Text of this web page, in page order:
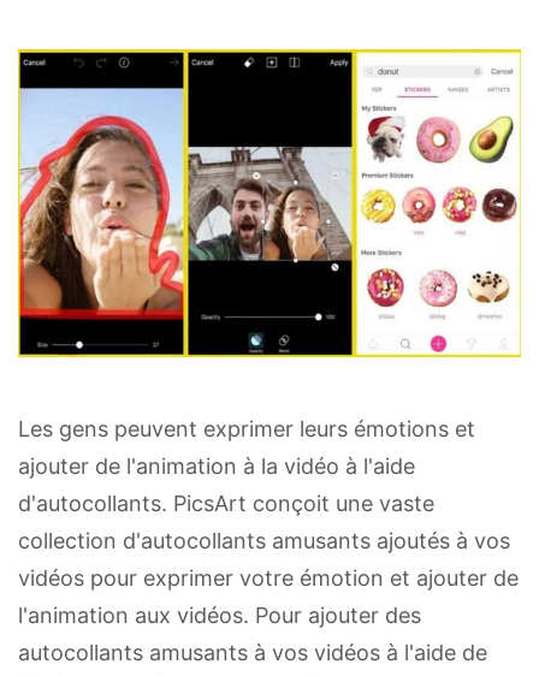
Les gens peuvent exprimer leurs émotions et
ajouter de l'animation à la vidéo à l'aide
d'autocollants. PicsArt conçoit une vaste
collection d'autocollants amusants ajoutés à vos
vidéos pour exprimer votre émotion et ajouter de
l'animation aux vidéos. Pour ajouter des
autocollants amusants à vos vidéos à l'aide de